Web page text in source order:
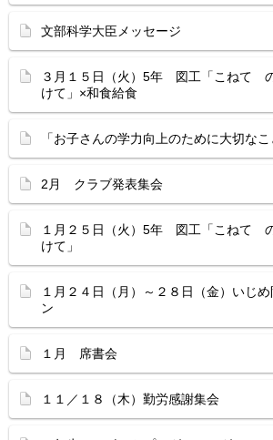
文部科学大臣メッセージ
３月１５日（火）5年 図工「こねて
けて」×和食給食
「お子さんの学力向上のために大切なこ
2月 クラブ発表集会
１月２５日（火）5年 図工「こねて
けて」
１月２４日（月）～２８日（金）いじ
ン
１月 席書会
１１／１８（木）勤労感謝集会